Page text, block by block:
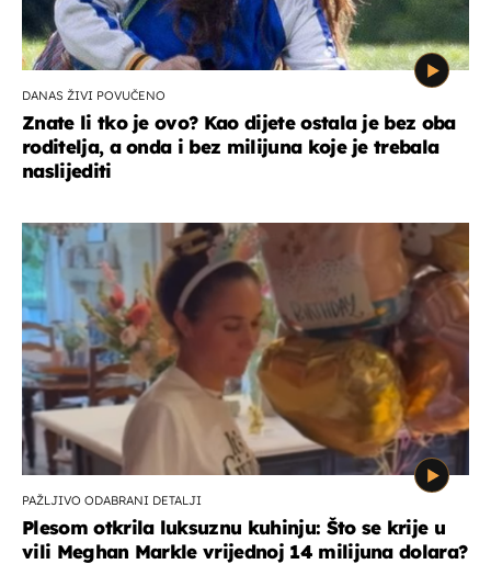
DANAS ŽIVI POVUČENO
Znate li tko je ovo? Kao dijete ostala je bez oba
roditelja, a onda i bez milijuna koje je trebala
naslijediti
PAŽLJIVO ODABRANI DETALJI
Plesom otkrila luksuznu kuhinju: Što se krije u
vili Meghan Markle vrijednoj 14 milijuna dolara?